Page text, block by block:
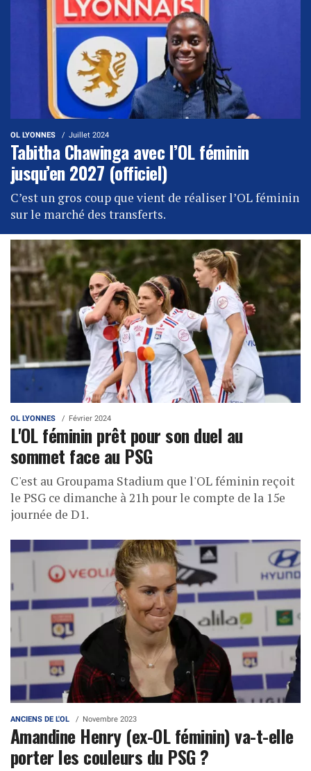
OL LYONNES Juillet 2024
Tabitha Chawinga avec l’OL féminin
jusqu’en 2027 (officiel)
C’est un gros coup que vient de réaliser l’OL féminin
sur le marché des transferts.
OL LYONNES Février 2024
L'OL féminin prêt pour son duel au
sommet face au PSG
C'est au Groupama Stadium que l'OL féminin reçoit
le PSG ce dimanche à 21h pour le compte de la 15e
journée de D1.
ANCIENS DE L'OL Novembre 2023
Amandine Henry (ex-OL féminin) va-t-elle
porter les couleurs du PSG ?